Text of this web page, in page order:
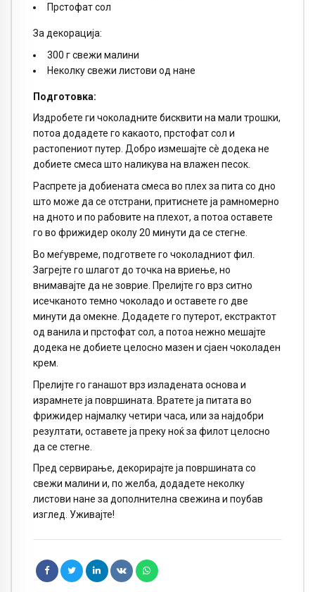
Прстофат сол
За декорација:
300 г свежи малини
Неколку свежи листови од нане
Подготовка:
Издробете ги чоколадните бисквити на мали трошки,
потоа додадете го какаото, прстофат сол и
растопениот путер. Добро измешајте сè додека не
добиете смеса што наликува на влажен песок.
Распрете ја добиената смеса во плех за пита со дно
што може да се отстрани, притиснете ја рамномерно
на дното и по рабовите на плехот, а потоа оставете
го во фрижидер околу 20 минути да се стегне.
Во меѓувреме, подгответе го чоколадниот фил.
Загрејте го шлагот до точка на вриење, но
внимавајте да не зоврие. Прелијте го врз ситно
исечканото темно чоколадо и оставете го две
минути да омекне. Додадете го путерот, екстрактот
од ванила и прстофат сол, а потоа нежно мешајте
додека не добиете целосно мазен и сјаен чоколаден
крем.
Прелијте го ганашот врз изладената основа и
израмнете ја површината. Вратете ја питата во
фрижидер најмалку четири часа, или за најдобри
резултати, оставете ја преку ноќ за филот целосно
да се стегне.
Пред сервирање, декорирајте ја површината со
свежи малини и, по желба, додадете неколку
листови нане за дополнителна свежина и поубав
изглед. Уживајте!